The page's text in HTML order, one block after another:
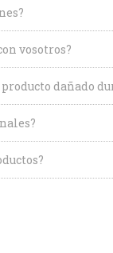
vosotros?
dañado